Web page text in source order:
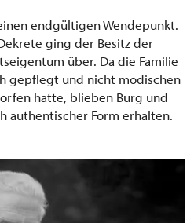
endgültigen Wendepunkt.
ging der Besitz der
über. Da die Familie
gepflegt und nicht modischen
hatte, blieben Burg und
authentischer Form erhalten.